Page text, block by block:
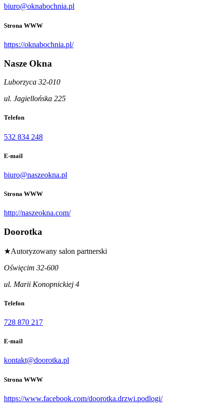
biuro@oknabochnia.pl
Strona WWW
https://oknabochnia.pl/
Nasze Okna
Luborzyca 32-010
ul. Jagiellońska 225
Telefon
532 834 248
E-mail
biuro@naszeokna.pl
Strona WWW
http://naszeokna.com/
Doorotka
★Autoryzowany salon partnerski
Oświęcim 32-600
ul. Marii Konopnickiej 4
Telefon
728 870 217
E-mail
kontakt@doorotka.pl
Strona WWW
https://www.facebook.com/doorotka.drzwi.podlogi/